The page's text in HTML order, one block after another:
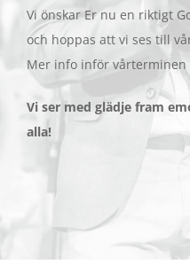
Vi önskar Er nu en riktigt
och hoppas att vi ses till
Mer info inför
Vi ser med glädje fram
alla!